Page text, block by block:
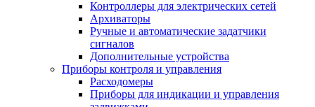
Контроллеры для электрических сетей
Архиваторы
Ручные и автоматические задатчики
сигналов
Дополнительные устройства
Приборы контроля и управления
Расходомеры
Приборы для индикации и управления